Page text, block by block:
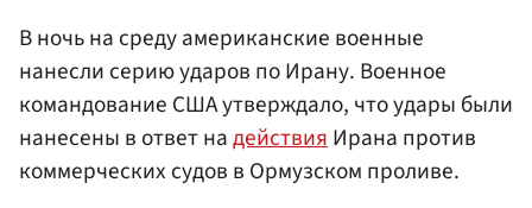
В ночь на среду американские военные
нанесли серию ударов по Ирану. Военное
командование США утверждало, что удары были
нанесены в ответ надействияИрана против
коммерческих судов в Ормузском проливе.